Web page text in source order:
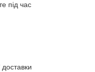
під час